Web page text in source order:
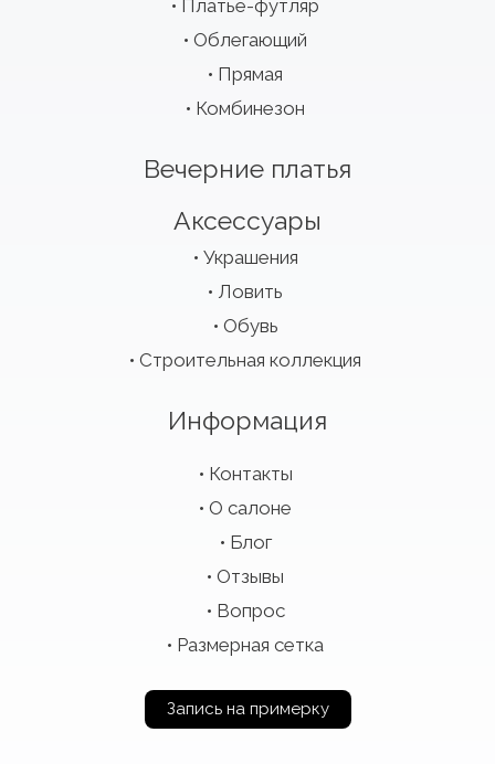
Платье-футляр
Облегающий
Прямая
Комбинезон
Вечерние платья
Аксессуары
Украшения
Ловить
Обувь
Строительная коллекция
Информация
Контакты
О салоне
Блог
Отзывы
Вопрос
Размерная сетка
Запись на примерку